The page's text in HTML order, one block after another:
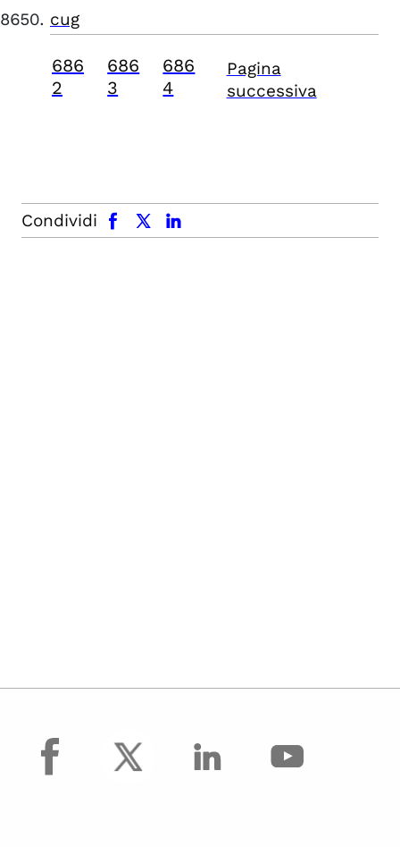
cug
686
2
686
3
686
4
Pagina
successiva
Condividi
facebook x.com linkedin
facebook